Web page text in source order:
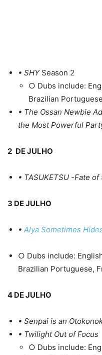
• SHYSeason 2
○ Dubs include:
Brazilian
• The Ossan Newbie
the Most Powerful
2 DE JULHO
• TASUKETSU -Fate
3 DE JULHO
• Alya Sometimes
○ Dubs include:
Brazilian Portuguese,
4 DE JULHO
• Senpai is an
• Twilight Out of Focus
○ Dubs include: